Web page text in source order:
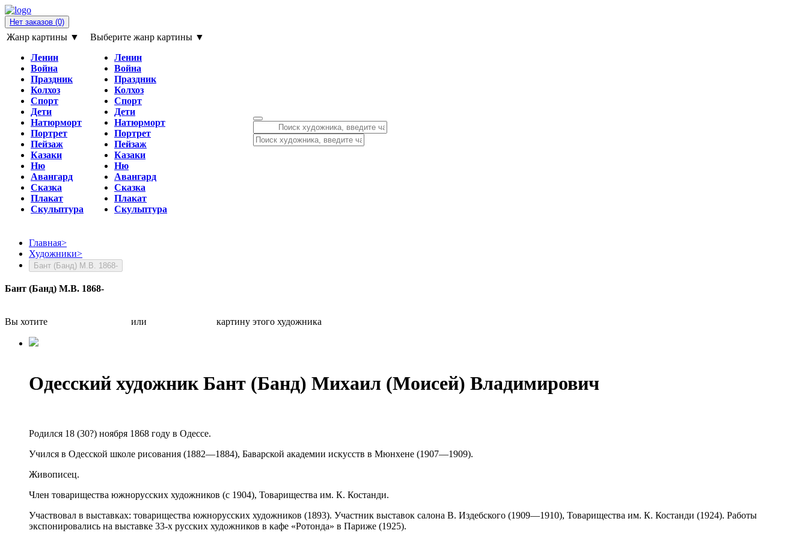
Нет заказов (0)
Жанр картины ▼
Ленин
Война
Праздник
Колхоз
Спорт
Дети
Натюрморт
Портрет
Пейзаж
Казаки
Ню
Авангард
Сказка
Плакат
Скульптура
Выберите жанр картины ▼
Ленин
Война
Праздник
Колхоз
Спорт
Дети
Натюрморт
Портрет
Пейзаж
Казаки
Ню
Авангард
Сказка
Плакат
Скульптура
Главная>
Художники>
Бант (Банд) М.В. 1868-
Бант (Банд) М.В. 1868-
Вы хотите или картину этого художника
Одесский художник Бант (Банд) Михаил (Моисей) Владимирович
Родился 18 (30?) ноября 1868 году в Одессе.
Учился в Одесской школе рисования (1882—1884), Баварской академии искусств в Мюнхене (1907—1909).
Живописец.
Член товарищества южнорусских художников (с 1904), Товарищества им. К. Костанди.
Участвовал в выставках: товарищества южнорусских художников (1893). Участник выставок салона В. Издебского (1909—1910), Товарищества им. К. Костанди (1924). Работы
экспонировались на выставке 33-х русских художников в кафе «Ротонда» в Париже (1925).